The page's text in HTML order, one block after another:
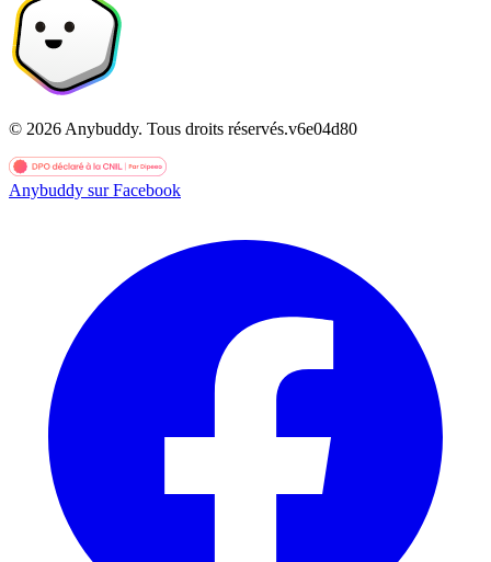
© 2026 Anybuddy. Tous droits réservés.v6e04d80
Anybuddy sur Facebook